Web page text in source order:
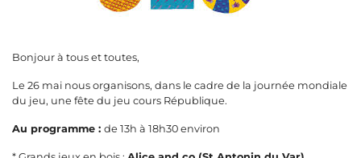
Bonjour à tous et toutes,
Le 26 mai nous organisons, dans le cadre de la journée mondiale
du jeu, une fête du jeu cours République.
Au programme : de 13h à 18h30 environ